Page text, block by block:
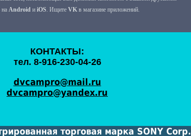
КОНТАКТЫ:
тел. 8-916-230-04-26
dvcampro@mail.ru
dvcampro@yandex.ru
торговая марка SONY Corp.